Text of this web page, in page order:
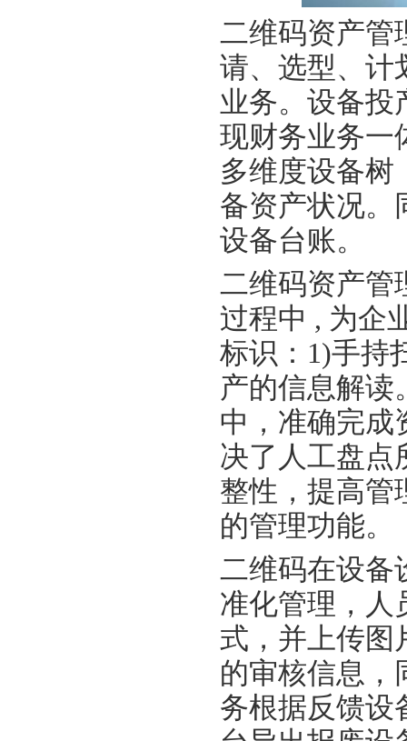
二维码资产管
请、选型、计
业务。设备投
现财务业务一
多维度设备树
备资产状况。
设备台账。
二维码资产管
过程中 , 为企
标识：1)手持
产的信息解读
中，准确完成
决了人工盘点
整性，提高管
的管理功能。
二维码在设备
准化管理，人
式，并上传图
的审核信息，
务根据反馈设